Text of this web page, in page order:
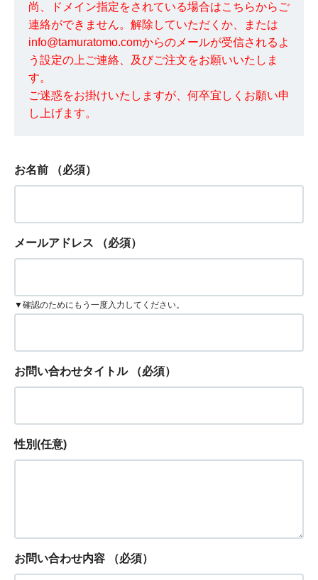
尚、ドメイン指定をされている場合はこちらからご
連絡ができません。解除していただくか、または
info@tamuratomo.comからのメールが受信されるよ
う設定の上ご連絡、及びご注文をお願いいたしま
す。
ご迷惑をお掛けいたしますが、何卒宜しくお願い申
し上げます。
お名前 （必須）
メールアドレス （必須）
▼確認のためにもう一度入力してください。
お問い合わせタイトル （必須）
性別(任意)
お問い合わせ内容 （必須）